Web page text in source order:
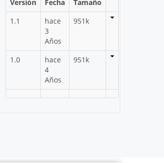
Versión Fecha
Tamaño
1.1
hace
3
Años
951k
1.0
hace
4
Años
951k